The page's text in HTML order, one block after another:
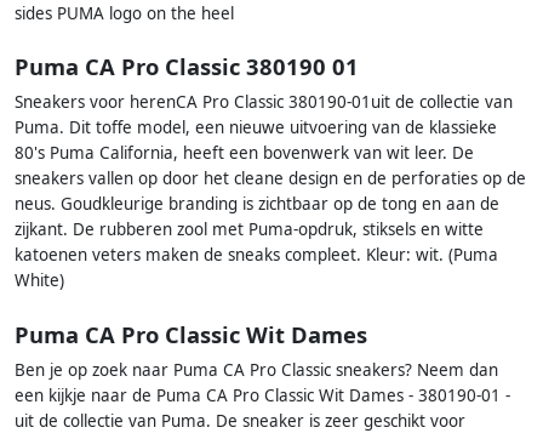
sides PUMA logo on the heel
Puma CA Pro Classic 380190 01
Sneakers voor herenCA Pro Classic 380190-01uit de collectie van
Puma. Dit toffe model, een nieuwe uitvoering van de klassieke
80's Puma California, heeft een bovenwerk van wit leer. De
sneakers vallen op door het cleane design en de perforaties op de
neus. Goudkleurige branding is zichtbaar op de tong en aan de
zijkant. De rubberen zool met Puma-opdruk, stiksels en witte
katoenen veters maken de sneaks compleet. Kleur: wit. (Puma
White)
Puma CA Pro Classic Wit Dames
Ben je op zoek naar Puma CA Pro Classic sneakers? Neem dan
een kijkje naar de Puma CA Pro Classic Wit Dames - 380190-01 -
uit de collectie van Puma. De sneaker is zeer geschikt voor